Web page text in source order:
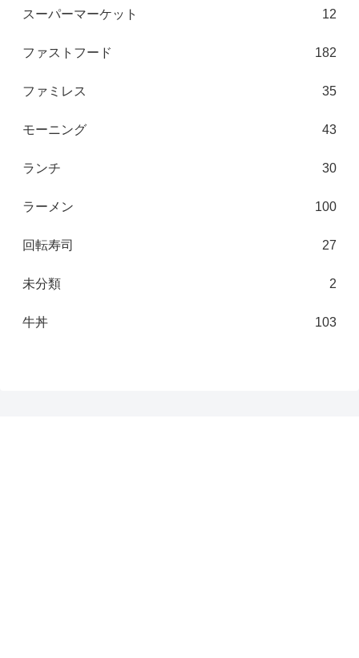
スーパーマーケット 12
ファストフード 182
ファミレス 35
モーニング 43
ランチ 30
ラーメン 100
回転寿司 27
未分類 2
牛丼 103